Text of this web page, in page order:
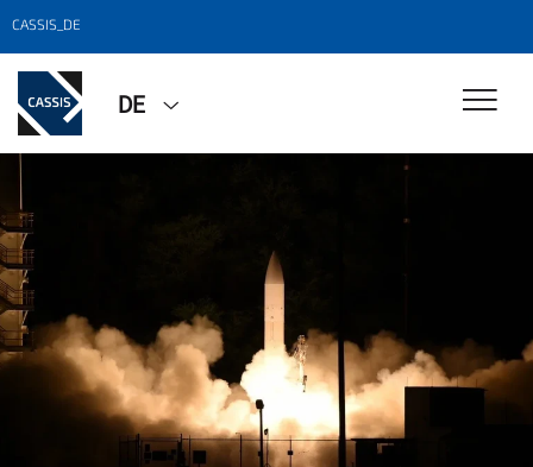
CASSIS_DE
DE